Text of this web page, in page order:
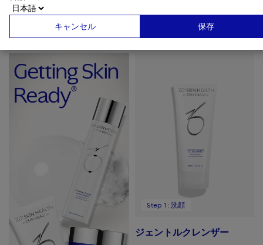
Getting Skin Ready®
ゼオスキンヘルスはシンプルな３ステップを提供します。
ジェントルクレンザー
Step 1: 洗顔
キャンセル 保存